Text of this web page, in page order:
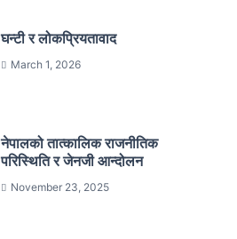
घन्टी र लोकप्रियतावाद
March 1, 2026
नेपालको तात्कालिक राजनीतिक
परिस्थिति र जेनजी आन्दोलन
November 23, 2025